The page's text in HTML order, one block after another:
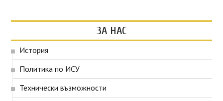
ЗА НАС
История
Политика по ИСУ
Технически възможности